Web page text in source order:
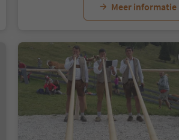
Meer informatie